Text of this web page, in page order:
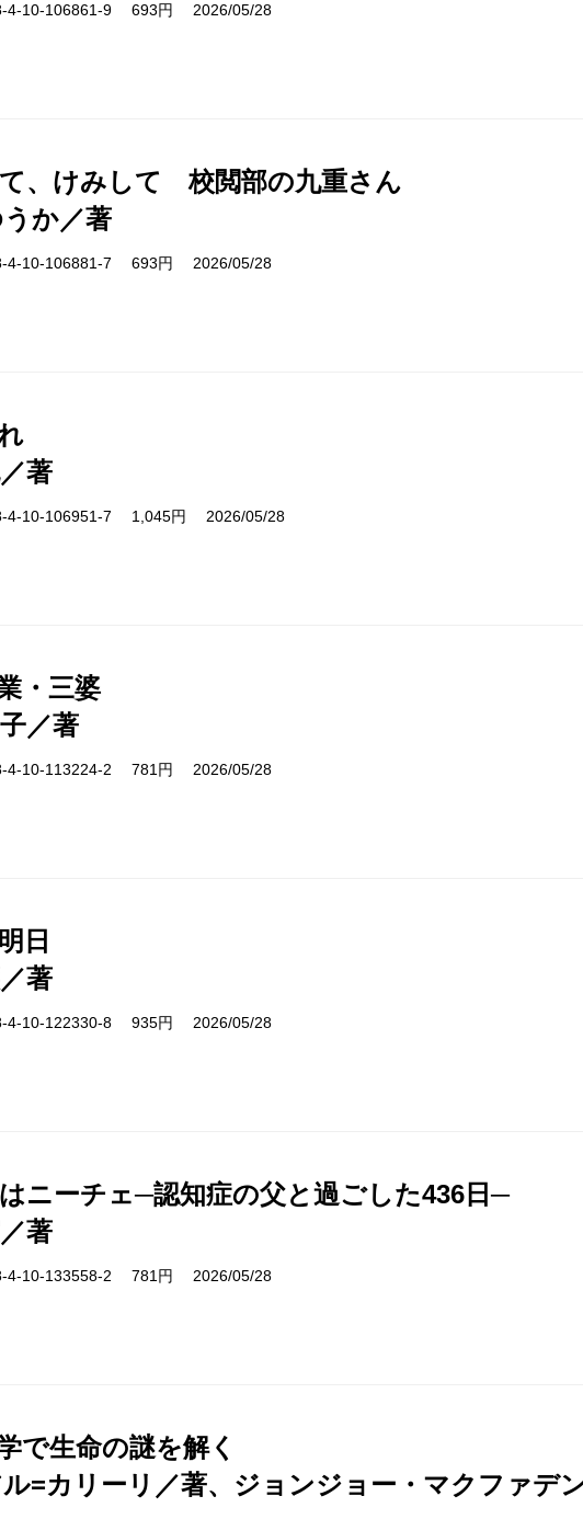
4-10-106861-9 693円 2026/05/28
、けみして 校閲部の九重さん
か／著
4-10-106881-7 693円 2026/05/28
著
4-10-106951-7 1,045円 2026/05/28
・三婆
／著
4-10-113224-2 781円 2026/05/28
日
著
4-10-122330-8 935円 2026/05/28
ニーチェ─認知症の父と過ごした436日─
著
4-10-133558-2 781円 2026/05/28
で生命の謎を解く
=カリーリ／著、ジョンジョー・マクファデ